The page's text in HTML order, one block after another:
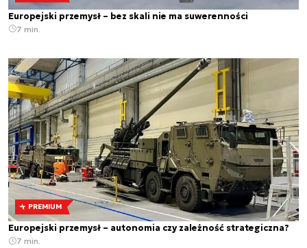
Europejski przemysł – bez skali nie ma suwerenności
7 min.
PREMIUM
Europejski przemysł – autonomia czy zależność strategiczna?
7 min.